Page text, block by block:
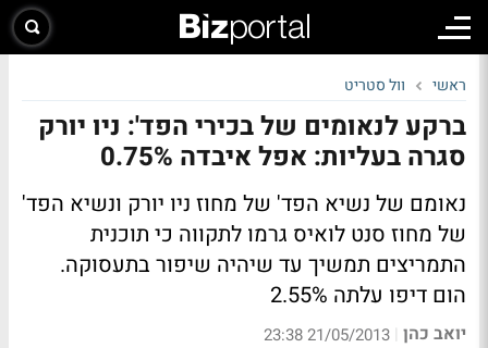
ראשי וול סטריט
ברקע לנאומים של בכירי הפד': ניו יורק
סגרה בעליות: אפל איבדה 0.75%
נאומם של נשיא הפד' של מחוז ניו יורק ונשיא הפד'
של מחוז סנט לואיס גרמו לתקווה כי תוכנית
התמריצים תמשיך עד שיהיה שיפור בתעסוקה.
הום דיפו עלתה 2.55%
יואב כהן |
21/05/2013 23:38